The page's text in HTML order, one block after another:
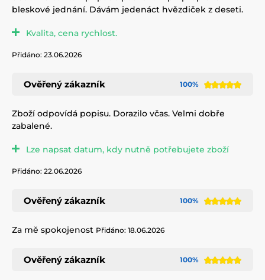
bleskové jednání. Dávám jedenáct hvězdiček z deseti.
Kvalita, cena rychlost.
Přidáno: 23.06.2026
Ověřený zákazník 100%
Zboží odpovídá popisu. Dorazilo včas. Velmi dobře
zabalené.
Lze napsat datum, kdy nutně potřebujete zboží
Přidáno: 22.06.2026
Ověřený zákazník 100%
Za mě spokojenost Přidáno: 18.06.2026
Ověřený zákazník 100%